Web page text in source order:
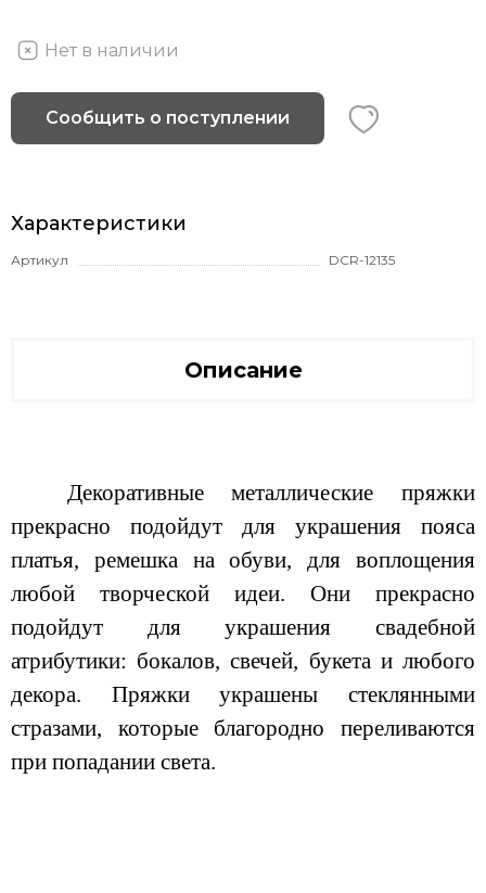
Нет в наличии
Сообщить о поступлении
Характеристики
Артикул DCR-12135
Описание
Декоративные металлические пряжки
прекрасно подойдут для украшения пояса
платья, ремешка на обуви, для воплощения
любой творческой идеи. Они прекрасно
подойдут для украшения свадебной
атрибутики: бокалов, свечей, букета и любого
декора. Пряжки украшены стеклянными
стразами, которые благородно переливаются
при попадании света.